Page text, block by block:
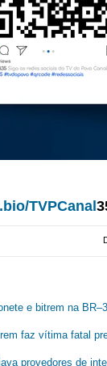
TVPCanal
e bitrem na
faz vítima fatal
provedores de